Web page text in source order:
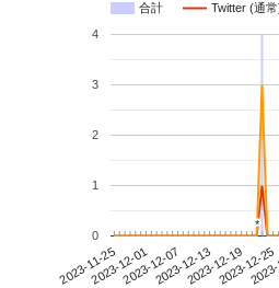
合計 Twitter (通常
2023-11-252023-12-012023-12-072023-12-132023-12-192023-12-25
0
1
2
3
4
**